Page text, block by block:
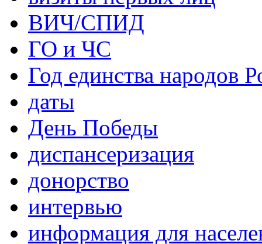
ВИЧ/СПИД
ГО и ЧС
Год единства народов
даты
День Победы
диспансеризация
донорство
интервью
информация для